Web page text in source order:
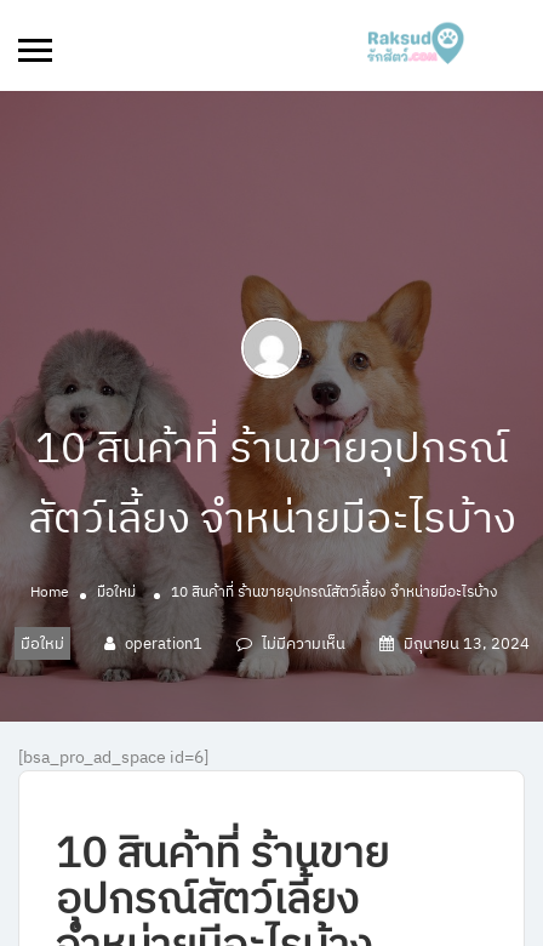
10 สินค้าที่ ร้านขายอุปกรณ์
สัตว์เลี้ยง จำหน่ายมีอะไรบ้าง
Home มือใหม่ 10 สินค้าที่ ร้านขายอุปกรณ์สัตว์เลี้ยง จำหน่ายมีอะไรบ้าง
มือใหม่ operation1 ไม่มีความเห็น มิถุนายน 13, 2024
[bsa_pro_ad_space id=6]
10 สินค้าที่ ร้านขาย
อุปกรณ์สัตว์เลี้ยง